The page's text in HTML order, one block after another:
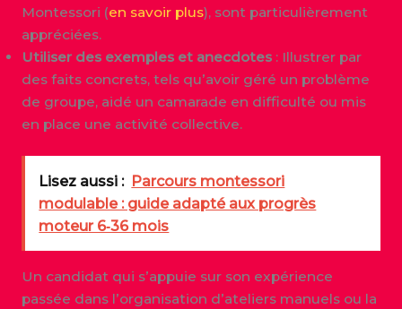
Montessori (en savoir plus), sont particulièrement
appréciées.
Utiliser des exemples et anecdotes: Illustrer par
des faits concrets, tels qu’avoir géré un problème
de groupe, aidé un camarade en difficulté ou mis
en place une activité collective.
Lisez aussi : Parcours montessori
modulable : guide adapté aux progrès
moteur 6‑36 mois
Un candidat qui s’appuie sur son expérience
passée dans l’organisation d’ateliers manuels ou la